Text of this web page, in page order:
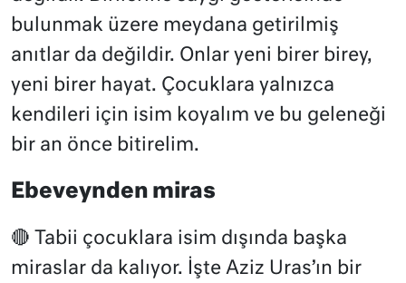
bulunmak üzere meydana getirilmiş
anıtlar da değildir. Onlar yeni birer birey,
yeni birer hayat. Çocuklara yalnızca
kendileri için isim koyalım ve bu geleneği
bir an önce bitirelim.
Ebeveynden miras
🔴 Tabii çocuklara isim dışında başka
miraslar da kalıyor. İşte Aziz Uras’ın bir